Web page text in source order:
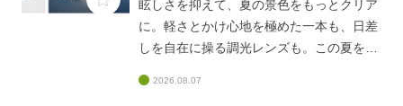
ペーン対象商品は売り切れ次第終了となり
ます。・Snow Peakセール品は、まとめ買
い・福袋優待の対象外です。・お選びのレ
ンズによって追加料金がかかります。・店
眩しさを抑えて、夏の景色をもっとクリア
に。軽さとかけ心地を極めた一本も、日差
しを自在に操る調光レンズも。この夏をこ
2026.08.07